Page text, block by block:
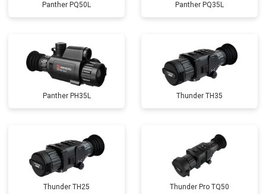
Panther PQ50L Panther PQ35L
Panther PH35L Thunder TH35
Thunder TH25 Thunder Pro TQ50